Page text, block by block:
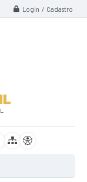
Login / Cadastro